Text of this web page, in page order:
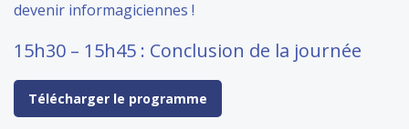
devenir informagiciennes !
15h30 – 15h45 : Conclusion de la journée
Télécharger le programme